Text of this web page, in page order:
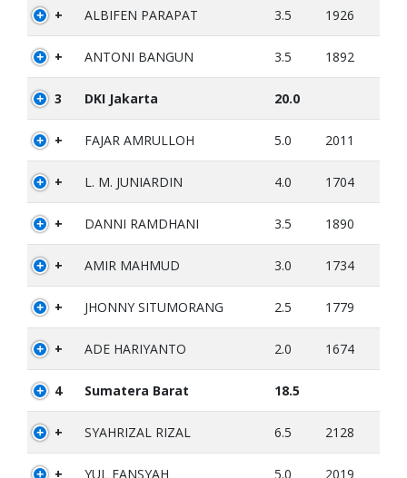
+ ALBIFEN PARAPAT 3.5 1926
+ ANTONI BANGUN 3.5 1892
3 DKI Jakarta 20.0
+ FAJAR AMRULLOH 5.0 2011
+ L. M. JUNIARDIN 4.0 1704
+ DANNI RAMDHANI 3.5 1890
+ AMIR MAHMUD 3.0 1734
+ JHONNY SITUMORANG 2.5 1779
+ ADE HARIYANTO 2.0 1674
4 Sumatera Barat 18.5
+ SYAHRIZAL RIZAL 6.5 2128
+ YUL FANSYAH 5.0 2019